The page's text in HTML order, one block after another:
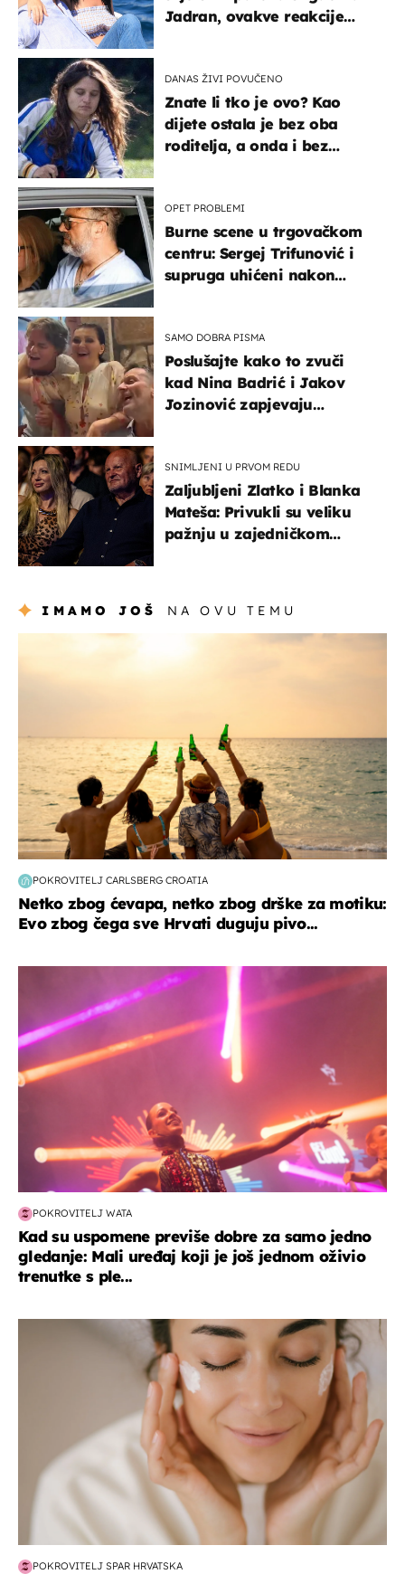
Jadran, ovakve reakcije
DANAS ŽIVI POVUČENO
Znate li tko je ovo? Kao
dijete ostala je bez oba
roditelja, a onda i bez
OPET PROBLEMI
Burne scene u trgovačkom
centru: Sergej Trifunović i
supruga uhićeni nakon
SAMO DOBRA PISMA
Poslušajte kako to zvuči
kad Nina Badrić i Jakov
Jozinović zapjevaju
SNIMLJENI U PRVOM REDU
Zaljubljeni Zlatko i Blanka
Mateša: Privukli su veliku
pažnju u zajedničkom
IMAMO JOŠ NA OVU TEMU
POKROVITELJ CARLSBERG CROATIA
Netko zbog ćevapa, netko zbog drške za motiku:
Evo zbog čega sve Hrvati duguju pivo...
POKROVITELJ WATA
Kad su uspomene previše dobre za samo jedno
gledanje: Mali uređaj koji je još jednom oživio
trenutke s ple...
moda & ljepota
POKROVITELJ SPAR HRVATSKA